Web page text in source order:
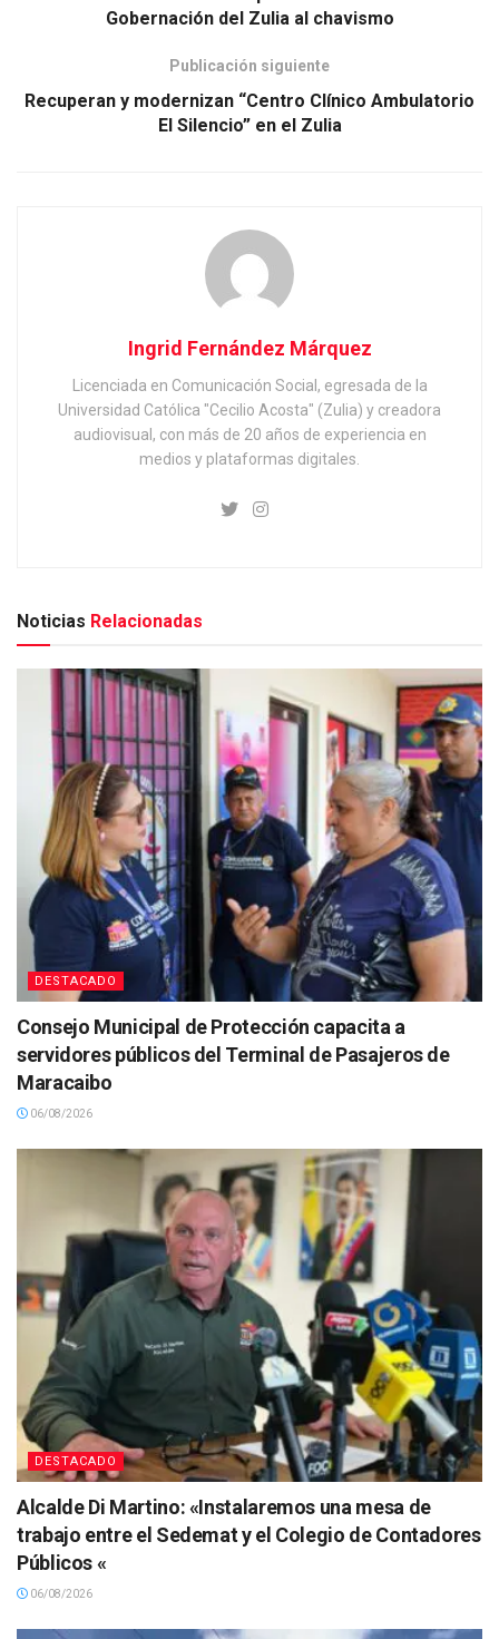
Gobernación del Zulia al chavismo
Publicación siguiente
Recuperan y modernizan “Centro Clínico Ambulatorio
El Silencio” en el Zulia
Ingrid Fernández Márquez
Licenciada en Comunicación Social, egresada de la
Universidad Católica "Cecilio Acosta" (Zulia) y creadora
audiovisual, con más de 20 años de experiencia en
medios y plataformas digitales.
Noticias Relacionadas
DESTACADO
Consejo Municipal de Protección capacita a
servidores públicos del Terminal de Pasajeros de
Maracaibo
06/08/2026
DESTACADO
Alcalde Di Martino: «Instalaremos una mesa de
trabajo entre el Sedemat y el Colegio de Contadores
Públicos «
06/08/2026